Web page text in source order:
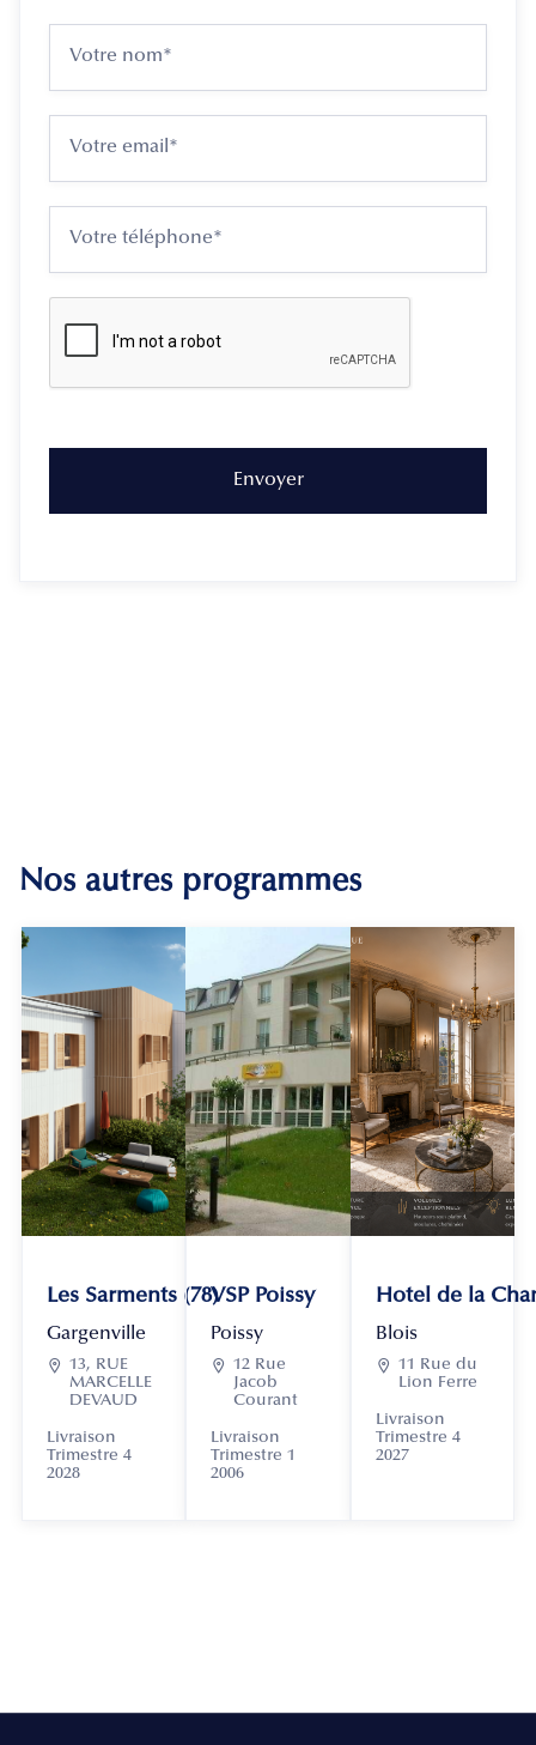
Nos autres programmes
Les Sarments (78)
Gargenville
 13, RUE
MARCELLE
DEVAUD
Livraison
Trimestre 4
2028
VSP Poissy
Poissy
 12 Rue
Jacob
Courant
Livraison
Trimestre 1
2006
Hotel de la
Blois
 11 Rue du
Lion Ferre
Livraison
Trimestre 4
2027